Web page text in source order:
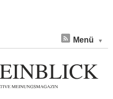
Menü